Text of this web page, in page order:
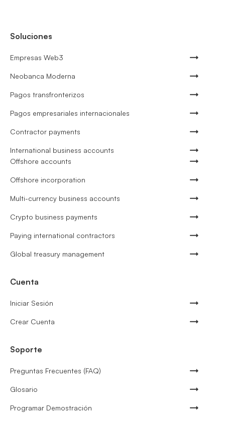
Soluciones
Empresas Web3
Neobanca Moderna
Pagos transfronterizos
Pagos empresariales internacionales
Contractor payments
International business accounts
Offshore accounts
Offshore incorporation
Multi-currency business accounts
Crypto business payments
Paying international contractors
Global treasury management
Cuenta
Iniciar Sesión
Crear Cuenta
Soporte
Preguntas Frecuentes (FAQ)
Glosario
Programar Demostración